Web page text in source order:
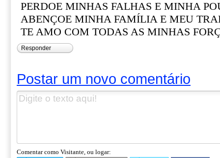
PERDOE MINHAS FALHAS E MINHA
ABENÇOE MINHA FAMÍLIA E MEU
TE AMO COM TODAS AS MINHAS
Responder
Postar um novo comentário
Comentar como Visitante, ou logar: